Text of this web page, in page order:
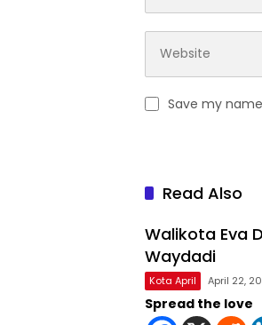
Save my
Read Also
Walikota Eva
Waydadi
Kota April April 22,
Spread the love